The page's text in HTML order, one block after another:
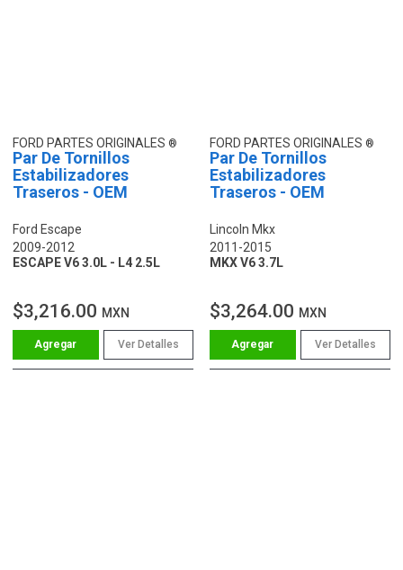
FORD PARTES ORIGINALES
Par De Tornillos
Estabilizadores
Traseros - OEM
Ford Escape
2009-2012
ESCAPE V6 3.0L - L4 2.5L
$3,216.00 MXN
Ver Detalles
FORD PARTES ORIGINALES
Par De Tornillos
Estabilizadores
Traseros - OEM
Lincoln Mkx
2011-2015
MKX V6 3.7L
$3,264.00 MXN
Ver Detalles